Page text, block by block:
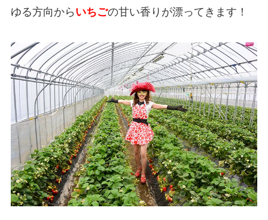
ゆる方向から いちごの甘い香りが漂ってきます！